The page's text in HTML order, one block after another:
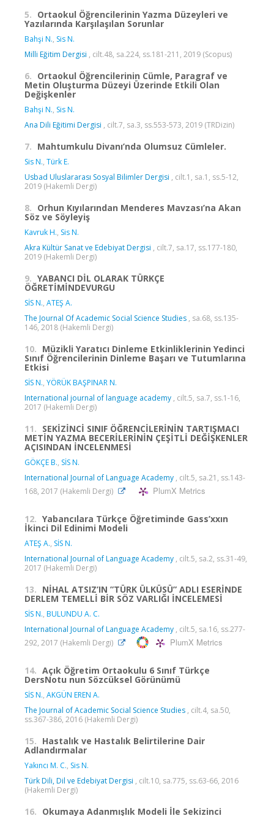
5. Ortaokul Öğrencilerinin Yazma Düzeyleri ve
Yazılarında Karşılaşılan Sorunlar
Bahşi N., Sis N.
Milli Eğitim Dergisi , cilt.48, sa.224, ss.181-211, 2019 (Scopus)
6. Ortaokul Öğrencilerinin Cümle, Paragraf ve
Metin Oluşturma Düzeyi Üzerinde Etkili Olan
Değişkenler
Bahşi N., Sis N.
Ana Dili Eğitimi Dergisi , cilt.7, sa.3, ss.553-573, 2019 (TRDizin)
7. Mahtumkulu Divanı’nda Olumsuz Cümleler.
Sis N., Türk E.
Usbad Uluslararası Sosyal Bilimler Dergisi , cilt.1, sa.1, ss.5-12,
2019 (Hakemli Dergi)
8. Orhun Kıyılarından Menderes Mavzası’na Akan
Söz ve Söyleyiş
Kavruk H., Sis N.
Akra Kültür Sanat ve Edebiyat Dergisi , cilt.7, sa.17, ss.177-180,
2019 (Hakemli Dergi)
9. YABANCI DİL OLARAK TÜRKÇE
ÖĞRETİMİNDEVURGU
SİS N., ATEŞ A.
The Journal Of Academic Social Science Studies , sa.68, ss.135-
146, 2018 (Hakemli Dergi)
10. Müzikli Yaratıcı Dinleme Etkinliklerinin Yedinci
Sınıf Öğrencilerinin Dinleme Başarı ve Tutumlarına
Etkisi
SİS N., YÖRÜK BAŞPINAR N.
International journal of language academy , cilt.5, sa.7, ss.1-16,
2017 (Hakemli Dergi)
11. SEKİZİNCİ SINIF ÖĞRENCİLERİNİN TARTIŞMACI
METİN YAZMA BECERİLERİNİN ÇEŞİTLİ DEĞİŞKENLER
AÇISINDAN İNCELENMESİ
GÖKÇE B., SİS N.
International Journal of Language Academy , cilt.5, sa.21, ss.143-
168, 2017 (Hakemli Dergi)
PlumX Metrics
12. Yabancılara Türkçe Öğretiminde Gass’xxın
İkinci Dil Edinimi Modeli
ATEŞ A., SİS N.
International Journal of Language Academy , cilt.5, sa.2, ss.31-49,
2017 (Hakemli Dergi)
13. NİHAL ATSIZ’IN ”TÜRK ÜLKÜSÜ” ADLI ESERİNDE
DERLEM TEMELLİ BİR SÖZ VARLIĞI İNCELEMESİ
SİS N., BULUNDU A. C.
International Journal of Language Academy , cilt.5, sa.16, ss.277-
292, 2017 (Hakemli Dergi)
PlumX Metrics
14. Açık Öğretim Ortaokulu 6 Sınıf Türkçe
DersNotu nun Sözcüksel Görünümü
SİS N., AKGÜN EREN A.
The Journal of Academic Social Science Studies , cilt.4, sa.50,
ss.367-386, 2016 (Hakemli Dergi)
15. Hastalık ve Hastalık Belirtilerine Dair
Adlandırmalar
Yakıncı M. C., Sis N.
Türk Dili, Dil ve Edebiyat Dergisi , cilt.10, sa.775, ss.63-66, 2016
(Hakemli Dergi)
16. Okumaya Adanmışlık Modeli İle Sekizinci